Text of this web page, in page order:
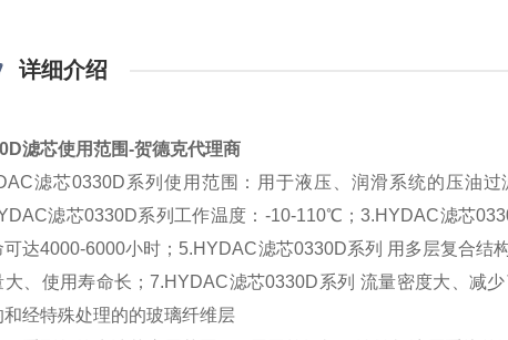
详细介绍
滤芯使用范围-贺德克代理商
滤芯0330D系列使用范围：用于液压、润滑系统的压油
滤芯0330D系列工作温度：-10-110℃；3.HYDAC滤芯
可达4000-6000小时；5.HYDAC滤芯0330D系列 用多层复合结
大、使用寿命长；7.HYDAC滤芯0330D系列 流量密度大、减
和经特殊处理的的玻璃纤维层